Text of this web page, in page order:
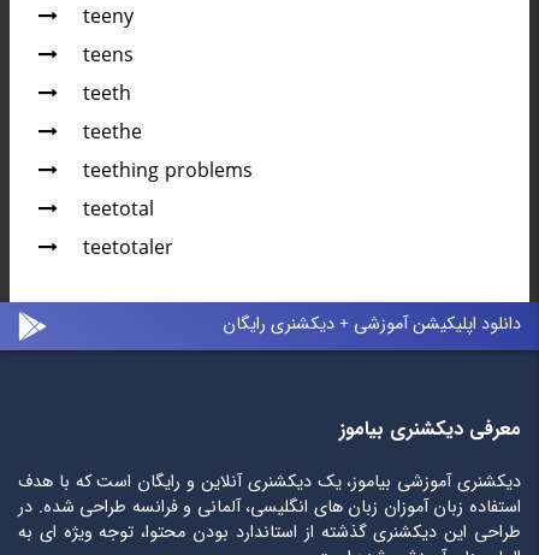
teeny
teens
teeth
teethe
teething problems
teetotal
teetotaler
دانلود اپلیکیشن آموزشی + دیکشنری رایگان
معرفی دیکشنری بیاموز
دیکشنری آموزشی بیاموز، یک دیکشنری آنلاین و رایگان است که با هدف
استفاده زبان آموزان زبان های انگلیسی، آلمانی و فرانسه طراحی شده. در
طراحی این دیکشنری گذشته از استاندارد بودن محتوا، توجه ویژه ای به